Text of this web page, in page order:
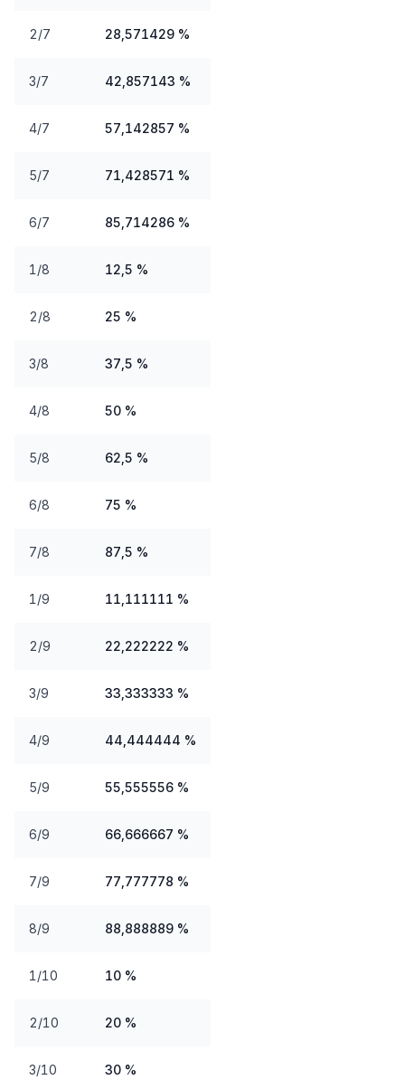
2/7 28,571429 %
3/7 42,857143 %
4/7 57,142857 %
5/7 71,428571 %
6/7 85,714286 %
1/8 12,5 %
2/8 25 %
3/8 37,5 %
4/8 50 %
5/8 62,5 %
6/8 75 %
7/8 87,5 %
1/9 11,111111 %
2/9 22,222222 %
3/9 33,333333 %
4/9 44,444444 %
5/9 55,555556 %
6/9 66,666667 %
7/9 77,777778 %
8/9 88,888889 %
1/10 10 %
2/10 20 %
3/10 30 %